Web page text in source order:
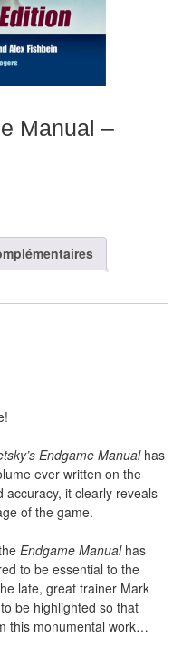
Manual –
Endgame Manualhas
ever written on the
it clearly reveals
of the game.
Endgame Manualhas
to be essential to the
late, great trainer Mark
be highlighted so that
this monumental work…